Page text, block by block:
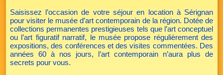
Saisissez l’occasion de votre séjour en location à Sérignan
pour visiter le musée d’art contemporain de la région. Dotée de
collections permanentes prestigieuses tels que l’art conceptuel
ou l’art figuratif narratif, le musée propose régulièrement des
expositions, des conférences et des visites commentées. Des
années 60 à nos jours, l’art contemporain n’aura plus de
secrets pour vous.